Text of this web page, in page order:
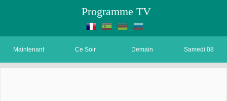
Programme TV
Maintenant Ce Soir Demain Samedi 08